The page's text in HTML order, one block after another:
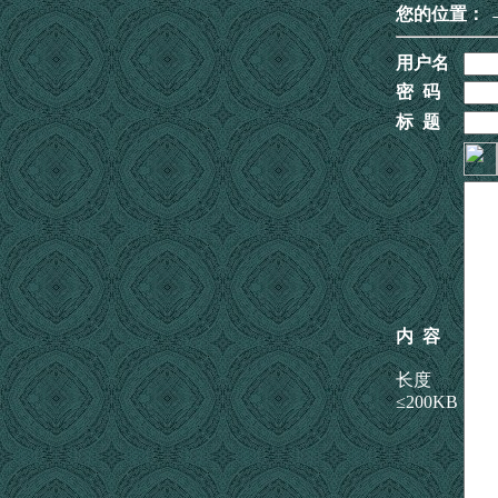
您的位置：
用户名
密 码
标 题
内 容
长度
≤200KB